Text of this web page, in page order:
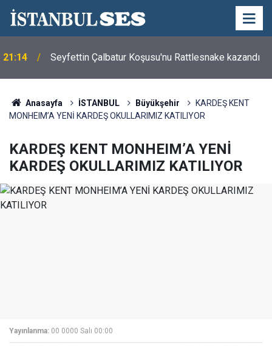
21:14 Seyfettin Çalbatur Koşusu'nu Rattlesnake kazandı
Anasayfa İSTANBUL Büyükşehir
KARDEŞ KENT
MONHEIM’A YENİ KARDEŞ OKULLARIMIZ KATILIYOR
KARDEŞ KENT MONHEIM’A YENİ
KARDEŞ OKULLARIMIZ KATILIYOR
Yayınlanma: 00 0000 Salı 00:00